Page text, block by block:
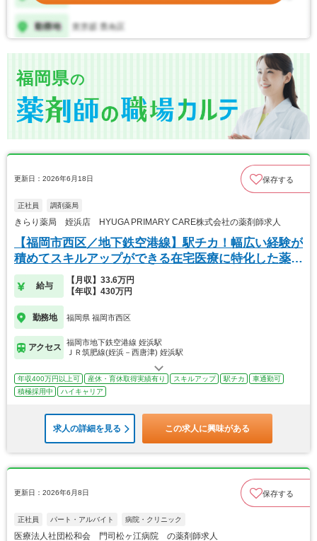
福岡県の
更新日：2026年6月18日 保存する
正社員 調剤薬局
きらり薬局 姪浜店 HYUGA PRIMARY CARE株式会社の薬剤師求人
【福岡市西区／地下鉄空港線】駅チカ！幅広い経験が
積めてスキルアップができる在宅医療に特化した薬局
です
給与
【月収】33.6万円
【年収】430万円
勤務地 福岡県 福岡市西区
アクセス
福岡市地下鉄空港線 姪浜駅
ＪＲ筑肥線(姪浜－西唐津) 姪浜駅
年収400万円以上可 産休・育休取得実績有り スキルアップ 駅チカ
車通勤可
積極採用中
ハイキャリア
求人の詳細を見る この求人に興味がある
更新日：2026年6月8日 保存する
正社員 パート・アルバイト 病院・クリニック
医療法人社団松和会 門司松ヶ江病院 の薬剤師求人